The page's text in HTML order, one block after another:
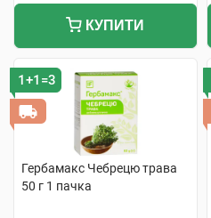
КУПИТИ
1+1=3
Гербамакс Чебрецю трава
50 г 1 пачка